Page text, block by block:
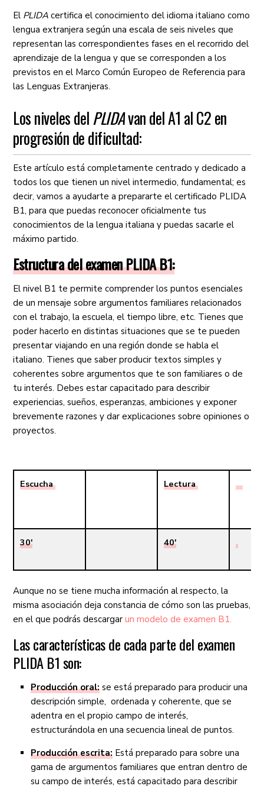
El PLIDA certifica el conocimiento del idioma italiano como
lengua extranjera según una escala de seis niveles que
representan las correspondientes fases en el recorrido del
aprendizaje de la lengua y que se corresponden a los
previstos en el Marco Común Europeo de Referencia para
las Lenguas Extranjeras.
Los niveles delPLIDAvan del A1 al C2 en
progresión de dificultad:
Este artículo está completamente centrado y dedicado a
todos los que tienen un nivel intermedio, fundamental; es
decir, vamos a ayudarte a prepararte el certificado PLIDA
B1, para que puedas reconocer oficialmente tus
conocimientos de la lengua italiana y puedas sacarle el
máximo partido.
Estructura del examen PLIDA B1:
El nivel B1 te permite comprender los puntos esenciales
de un mensaje sobre argumentos familiares relacionados
con el trabajo, la escuela, el tiempo libre, etc. Tienes que
poder hacerlo en distintas situaciones que se te pueden
presentar viajando en una región donde se habla el
italiano. Tienes que saber producir textos simples y
coherentes sobre argumentos que te son familiares o de
tu interés. Debes estar capacitado para describir
experiencias, sueños, esperanzas, ambiciones y exponer
brevemente razones y dar explicaciones sobre opiniones o
proyectos.
Escucha Lectura
30′ 40′
Aunque no se tiene mucha información al respecto, la
misma asociación deja constancia de cómo son las pruebas,
en el que podrás descargarun modelo de examen B1.
Las características de cada parte del examen
PLIDA B1 son:
Producción oral: se está preparado para producir una
descripción simple, ordenada y coherente, que se
adentra en el propio campo de interés,
estructurándola en una secuencia lineal de puntos.
Producción escrita: Está preparado para sobre una
gama de argumentos familiares que entran dentro de
su campo de interés, está capacitado para describir